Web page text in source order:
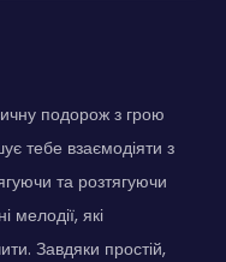
подорож з грою
тебе взаємодіяти з
та розтягуючи
мелодії, які
Завдяки простій,